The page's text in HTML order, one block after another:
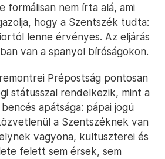
formálisan nem írta alá, ami
hogy a Szentszék tudta:
lenne érvényes. Az eljárás
van a spanyol bíróságokon.
Prépostság pontosan
státusszal rendelkezik, mint a
apátsága: pápai jogú
a Szentszéknek van
vagyona, kultuszterei és
felett sem érsek, sem